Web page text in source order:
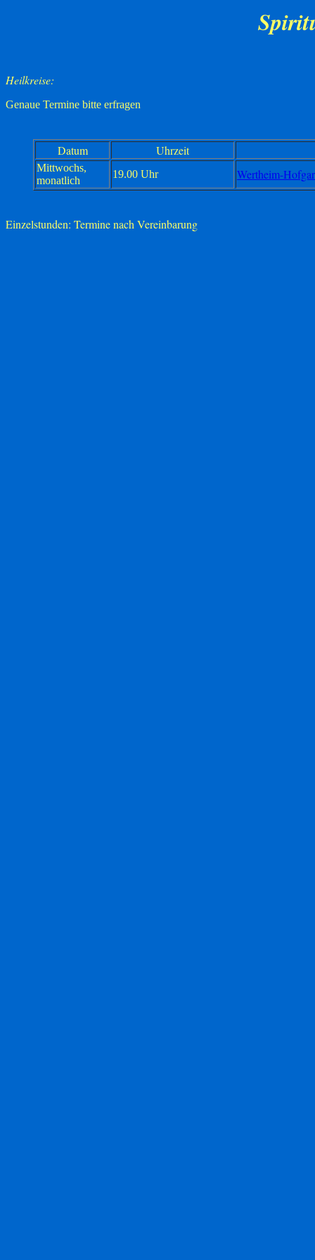
Heilkreise:
Genaue Termine bitte erfragen
Datum Uhrzeit
Mittwochs,
monatlich
19.00 Uhr Wertheim-
Einzelstunden: Termine nach Vereinbarung